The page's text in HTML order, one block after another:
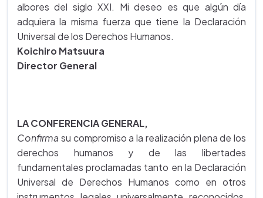
albores del siglo XXI. Mi deseo es que algún día
adquiera la misma fuerza que tiene la Declaración
Universal de los Derechos Humanos.
Koichiro Matsuura
Director General
LA CONFERENCIA GENERAL,
Confirma su compromiso a la realización plena de los
derechos humanos y de las libertades
fundamentales proclamadas tanto en la Declaración
Universal de Derechos Humanos como en otros